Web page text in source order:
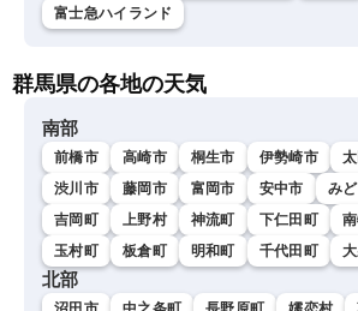
富士急ハイランド
群馬県の各地の天気
南部
前橋市 高崎市 桐生市 伊勢崎市
渋川市
藤岡市 富岡市 安中市 み
吉岡町
上野村 神流町 下仁田町
玉村町
板倉町 明和町 千代田町
北部